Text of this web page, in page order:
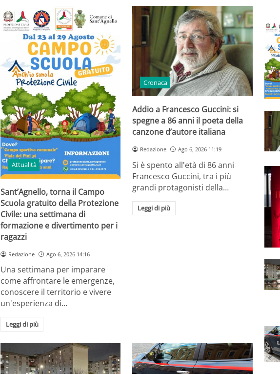
Attualità
Sant’Agnello, torna il Campo
Scuola gratuito della Protezione
Civile: una settimana di
formazione e divertimento per i
ragazzi
Redazione Ago 6, 2026 14:16
Una settimana per imparare
come affrontare le emergenze,
conoscere il territorio e vivere
un'esperienza di…
Leggi di più
Cronaca
Addio a Francesco Guccini: si
spegne a 86 anni il poeta della
canzone d’autore italiana
Redazione Ago 6, 2026 11:19
Si è spento all'età di 86 anni
Francesco Guccini, tra i più
grandi protagonisti della…
Leggi di più